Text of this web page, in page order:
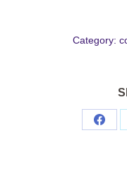
Category: